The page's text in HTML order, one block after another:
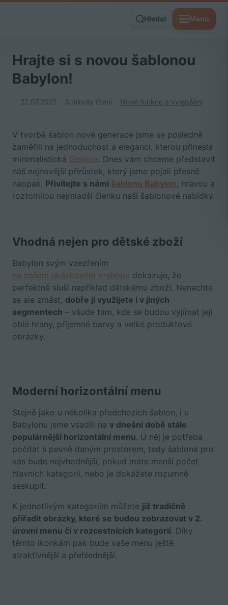
Hledat Menu
Hrajte si s novou šablonou
Babylon!
22.07.2021 3 minuty čtení Nové funkce a vylepšení
V tvorbě šablon nové generace jsme se posledně
zaměřili na jednoduchost a eleganci, kterou přinesla
minimalistická Geneva. Dnes vám chceme představit
náš nejnovější přírůstek, který jsme pojali přesně
naopak. Přivítejte s námi šablonu Babylon, hravou a
roztomilou nejmladší členku naší šablonové nabídky.
Vhodná nejen pro dětské zboží
Babylon svým vzezřením
na našem ukázkovém e-shopu dokazuje, že
perfektně sluší například dětskému zboží. Nenechte
se ale zmást, dobře ji využijete i v jiných
segmentech – všude tam, kde se budou vyjímat její
oblé hrany, příjemné barvy a velké produktové
obrázky.
Moderní horizontální menu
Stejně jako u několika předchozích šablon, i u
Babylonu jsme vsadili na v dnešní době stále
populárnější horizontální menu. U něj je potřeba
počítat s pevně daným prostorem, tedy šablona pro
vás bude nejvhodnější, pokud máte menší počet
hlavních kategorií, nebo je dokážete rozumně
seskupit.
K jednotlivým kategoriím můžete již tradičně
přiřadit obrázky, které se budou zobrazovat v 2.
úrovni menu či v rozcestnících kategorií. Díky
těmto ikonkám pak bude vaše menu ještě
atraktivnější a přehlednější.